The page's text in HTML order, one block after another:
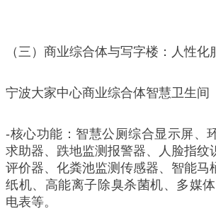
（三）商业综合体与写字楼：人性化
宁波大家中心商业综合体智慧卫生间
-核心功能：智慧公厕综合显示屏、
求助器、跌地监测报警器、人脸指纹
评价器、化粪池监测传感器、智能马
纸机、高能离子除臭杀菌机、多媒
电表等。